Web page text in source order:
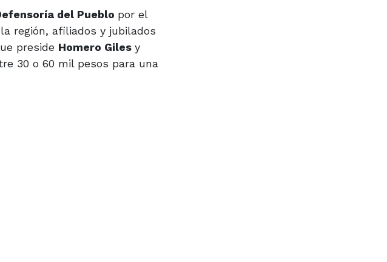
del Pueblo por el
región, afiliados y jubilados
preside Homero Giles y
30 o 60 mil pesos para una